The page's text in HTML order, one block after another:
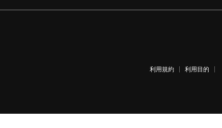
利用規約 利用目的